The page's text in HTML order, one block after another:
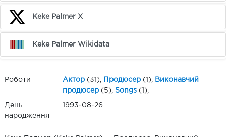
Keke Palmer X
Keke Palmer Wikidata
Роботи Актор (31), Продюсер (1),
Виконавчий
продюсер (5), Songs (1),
День
народження
1993-08-26